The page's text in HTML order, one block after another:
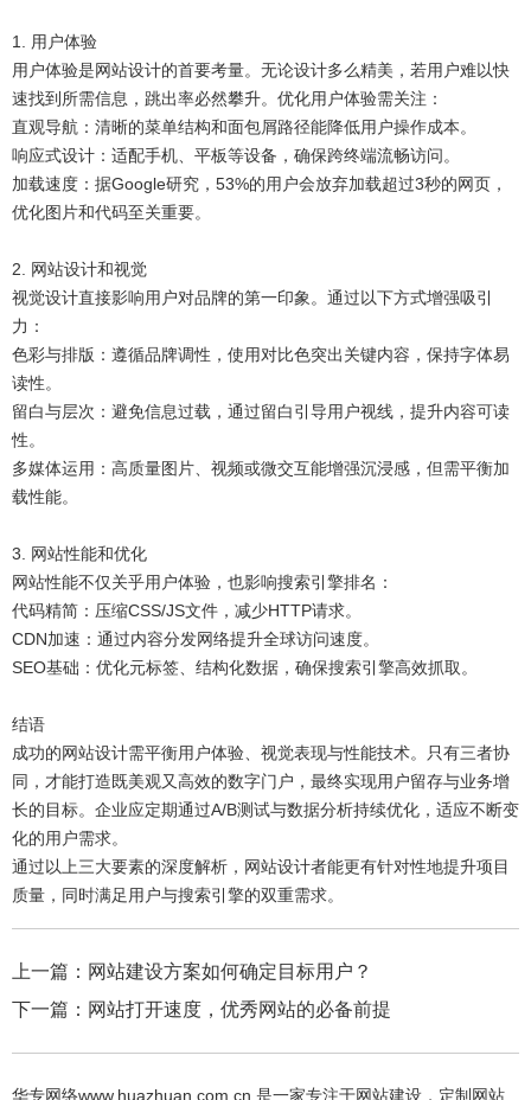
1. 用户体验
用户体验是网站设计的首要考量。无论设计多么精美，若用户难以快
速找到所需信息，跳出率必然攀升。优化用户体验需关注：
直观导航：清晰的菜单结构和面包屑路径能降低用户操作成本。
响应式设计：适配手机、平板等设备，确保跨终端流畅访问。
加载速度：据Google研究，53%的用户会放弃加载超过3秒的网页，
优化图片和代码至关重要。
2. 网站设计和视觉
视觉设计直接影响用户对品牌的第一印象。通过以下方式增强吸引
力：
色彩与排版：遵循品牌调性，使用对比色突出关键内容，保持字体易
读性。
留白与层次：避免信息过载，通过留白引导用户视线，提升内容可读
性。
多媒体运用：高质量图片、视频或微交互能增强沉浸感，但需平衡加
载性能。
3. 网站性能和优化
网站性能不仅关乎用户体验，也影响搜索引擎排名：
代码精简：压缩CSS/JS文件，减少HTTP请求。
CDN加速：通过内容分发网络提升全球访问速度。
SEO基础：优化元标签、结构化数据，确保搜索引擎高效抓取。
结语
成功的网站设计需平衡用户体验、视觉表现与性能技术。只有三者协
同，才能打造既美观又高效的数字门户，最终实现用户留存与业务增
长的目标。企业应定期通过A/B测试与数据分析持续优化，适应不断变
化的用户需求。
通过以上三大要素的深度解析，网站设计者能更有针对性地提升项目
质量，同时满足用户与搜索引擎的双重需求。
上一篇： 网站建设方案如何确定目标用户？
下一篇： 网站打开速度，优秀网站的必备前提
华专网络www.huazhuan.com.cn 是一家专注于网站建设，定制网站